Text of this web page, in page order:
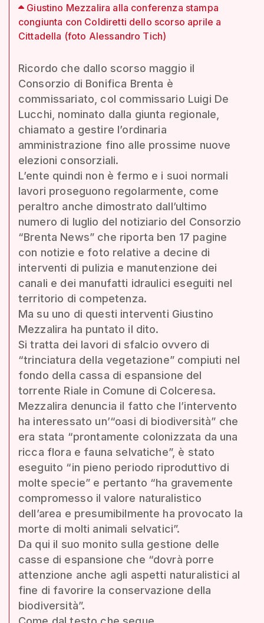
Giustino Mezzalira alla conferenza stampa
congiunta con Coldiretti dello scorso aprile a
Cittadella (foto Alessandro Tich)
Ricordo che dallo scorso maggio il
Consorzio di Bonifica Brenta è
commissariato, col commissario Luigi De
Lucchi, nominato dalla giunta regionale,
chiamato a gestire l’ordinaria
amministrazione fino alle prossime nuove
elezioni consorziali.
L’ente quindi non è fermo e i suoi normali
lavori proseguono regolarmente, come
peraltro anche dimostrato dall’ultimo
numero di luglio del notiziario del Consorzio
“Brenta News” che riporta ben 17 pagine
con notizie e foto relative a decine di
interventi di pulizia e manutenzione dei
canali e dei manufatti idraulici eseguiti nel
territorio di competenza.
Ma su uno di questi interventi Giustino
Mezzalira ha puntato il dito.
Si tratta dei lavori di sfalcio ovvero di
“trinciatura della vegetazione” compiuti nel
fondo della cassa di espansione del
torrente Riale in Comune di Colceresa.
Mezzalira denuncia il fatto che l’intervento
ha interessato un’“oasi di biodiversità” che
era stata “prontamente colonizzata da una
ricca flora e fauna selvatiche”, è stato
eseguito “in pieno periodo riproduttivo di
molte specie” e pertanto “ha gravemente
compromesso il valore naturalistico
dell’area e presumibilmente ha provocato la
morte di molti animali selvatici”.
Da qui il suo monito sulla gestione delle
casse di espansione che “dovrà porre
attenzione anche agli aspetti naturalistici al
fine di favorire la conservazione della
biodiversità”.